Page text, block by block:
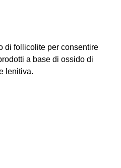
di follicolite per consentire
a base di ossido di
lenitiva.